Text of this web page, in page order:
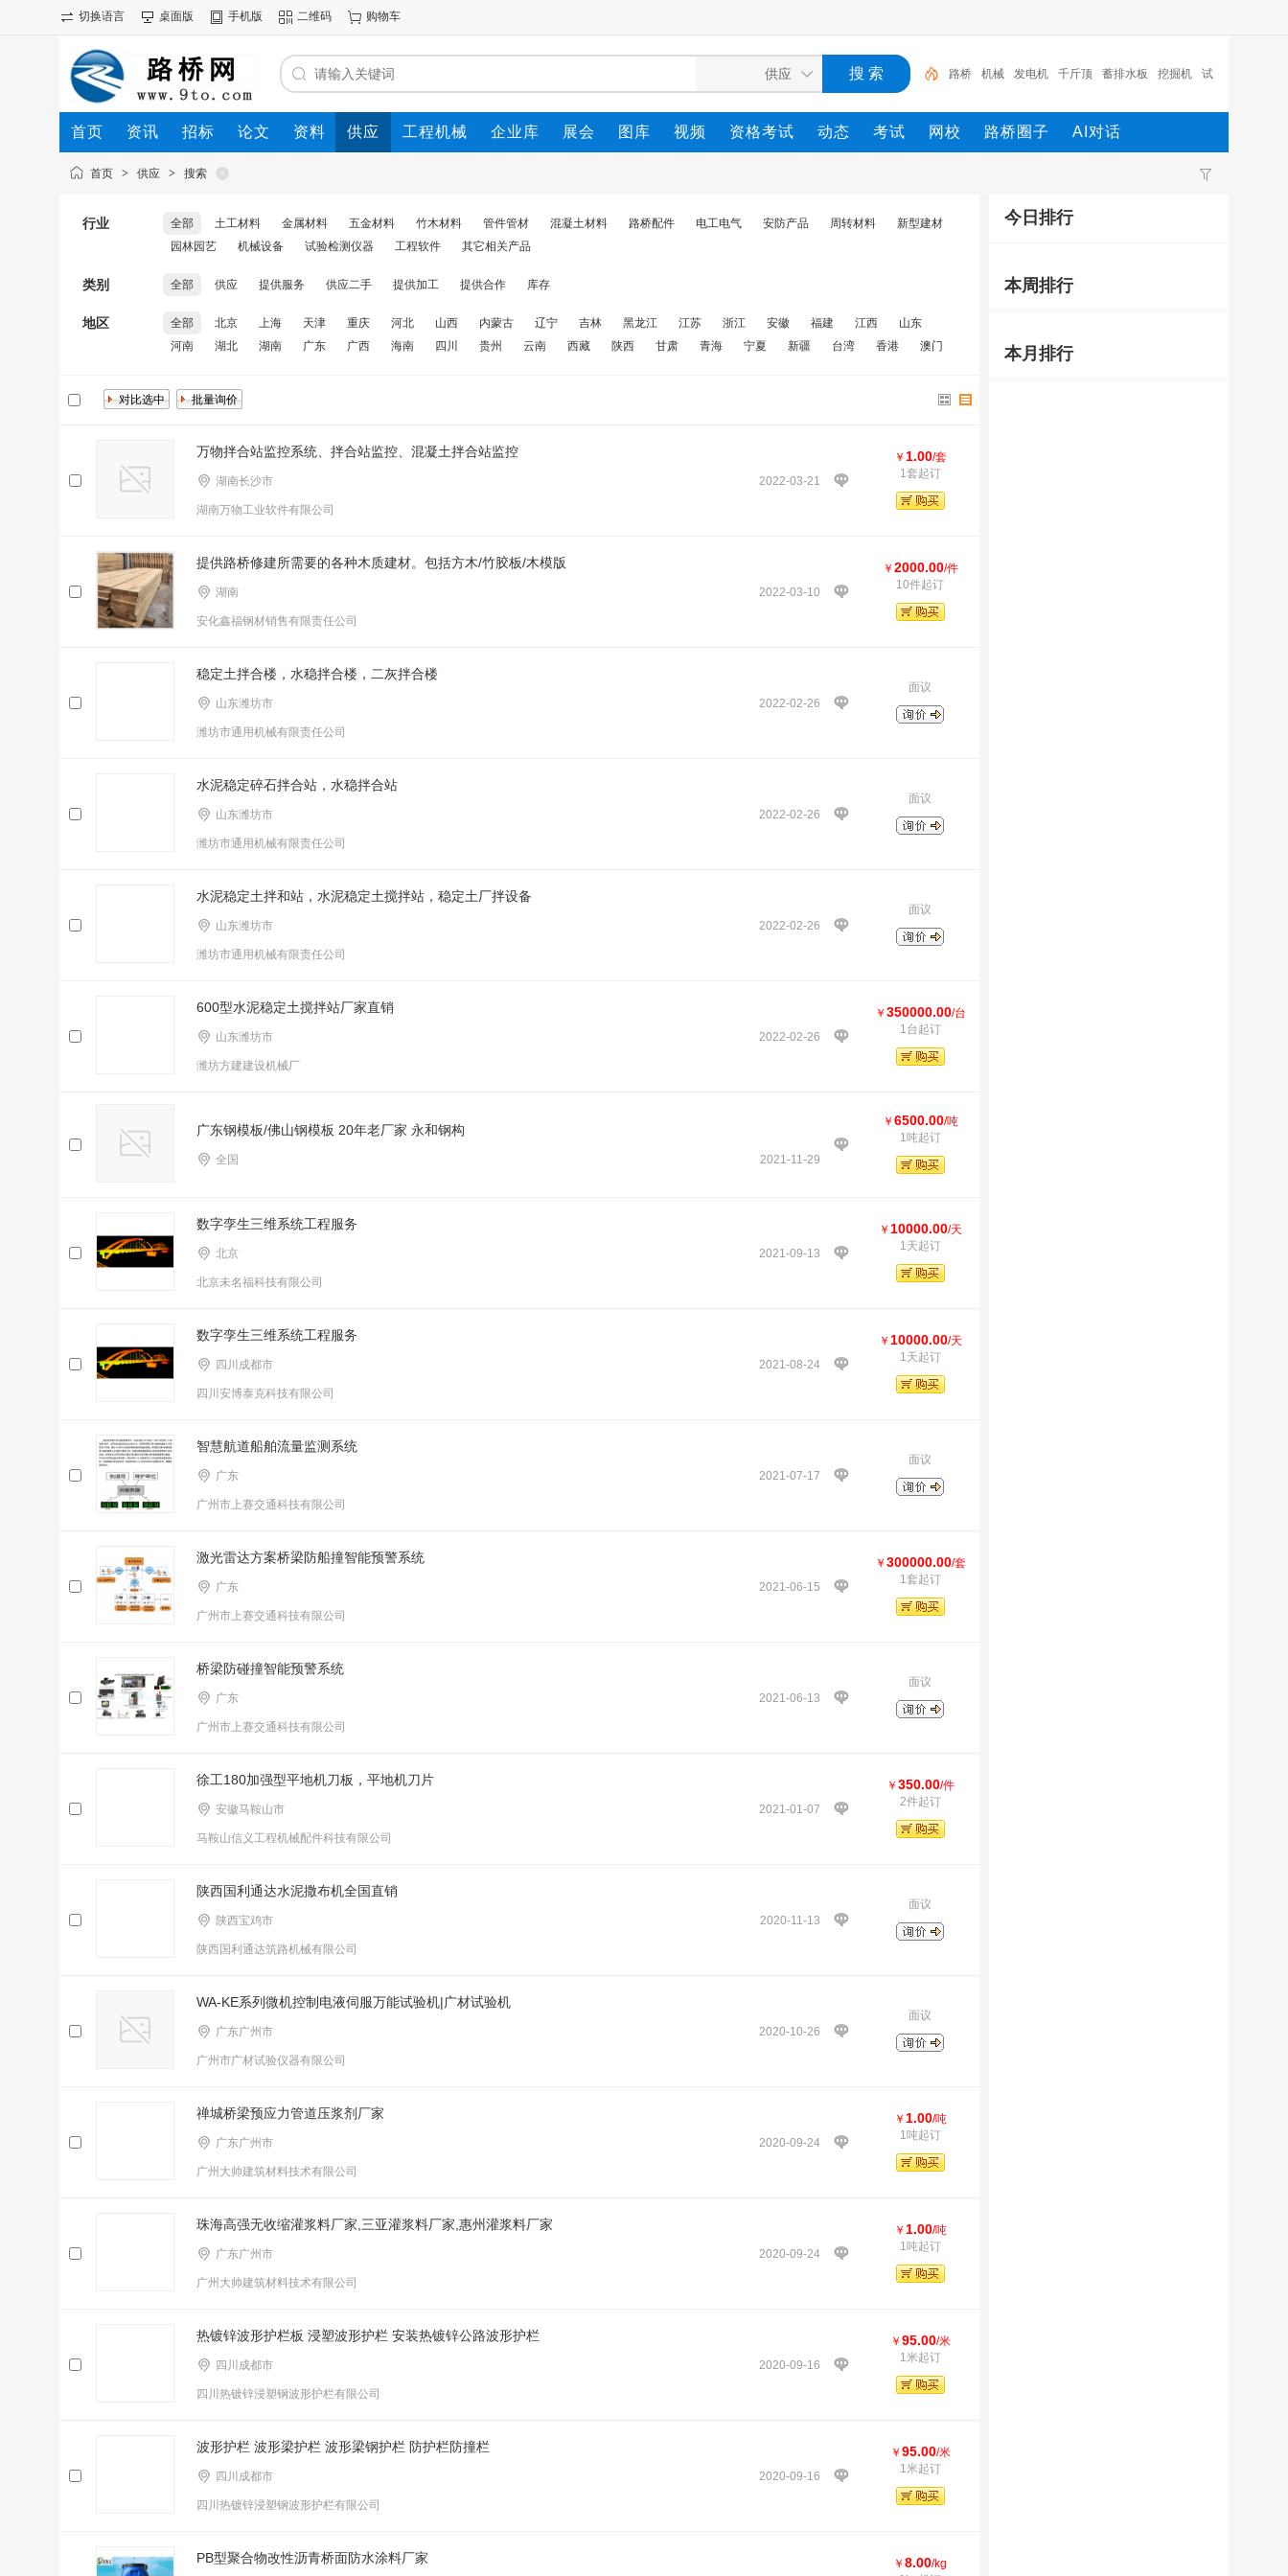
切换语言 桌面版 手机版 二维码 购物车
路桥 机械 发电机 千斤顶 蓄排水板 挖掘机 试
验箱 土工格栅 工程 土工布
首页 资讯 招标 论文 资料 供应 工程机械 企业库 展会 图库 视频 资格考试 动态 考试 网校 路桥圈子 AI对话
首页 > 供应 > 搜索
行业 全部 土工材料 金属材料 五金材料 竹木材料 管件管材 混凝土材料 路桥配件 电工电气 安防产品 周转材料
新型建材
园林园艺
机械设备 试验检测仪器 工程软件 其它相关产品
类别 全部 供应 提供服务 供应二手 提供加工 提供合作 库存
地区 全部 北京 上海 天津 重庆 河北 山西 内蒙古 辽宁 吉林 黑龙江 江苏 浙江 安徽 福建 江西
山东
河南
湖北 湖南 广东 广西 海南 四川 贵州 云南 西藏 陕西 甘肃 青海 宁夏 新疆 台湾 香港 澳门
万物拌合站监控系统、拌合站监控、混凝土拌合站监控
2022-03-21
湖南长沙市
湖南万物工业软件有限公司
￥ 1.00/套
1套起订
提供路桥修建所需要的各种木质建材。包括方木/竹胶板/木模版
2022-03-10
湖南
安化鑫福钢材销售有限责任公司
￥ 2000.00/件
10件起订
稳定土拌合楼，水稳拌合楼，二灰拌合楼
2022-02-26
山东潍坊市
潍坊市通用机械有限责任公司
面议
水泥稳定碎石拌合站，水稳拌合站
2022-02-26
山东潍坊市
潍坊市通用机械有限责任公司
面议
水泥稳定土拌和站，水泥稳定土搅拌站，稳定土厂拌设备
2022-02-26
山东潍坊市
潍坊市通用机械有限责任公司
面议
600型水泥稳定土搅拌站厂家直销
2022-02-26
山东潍坊市
潍坊方建建设机械厂
￥ 350000.00/台
1台起订
广东钢模板/佛山钢模板 20年老厂家 永和钢构
2021-11-29
全国
￥ 6500.00/吨
1吨起订
数字孪生三维系统工程服务
2021-09-13
北京
北京未名福科技有限公司
￥ 10000.00/天
1天起订
数字孪生三维系统工程服务
2021-08-24
四川成都市
四川安博泰克科技有限公司
￥ 10000.00/天
1天起订
智慧航道船舶流量监测系统
2021-07-17
广东
广州市上赛交通科技有限公司
面议
激光雷达方案桥梁防船撞智能预警系统
2021-06-15
广东
广州市上赛交通科技有限公司
￥ 300000.00/套
1套起订
桥梁防碰撞智能预警系统
2021-06-13
广东
广州市上赛交通科技有限公司
面议
徐工180加强型平地机刀板，平地机刀片
2021-01-07
安徽马鞍山市
马鞍山信义工程机械配件科技有限公司
￥ 350.00/件
2件起订
陕西国利通达水泥撒布机全国直销
2020-11-13
陕西宝鸡市
陕西国利通达筑路机械有限公司
面议
WA-KE系列微机控制电液伺服万能试验机|广材试验机
2020-10-26
广东广州市
广州市广材试验仪器有限公司
面议
禅城桥梁预应力管道压浆剂厂家
2020-09-24
广东广州市
广州大帅建筑材料技术有限公司
￥ 1.00/吨
1吨起订
珠海高强无收缩灌浆料厂家,三亚灌浆料厂家,惠州灌浆料厂家
2020-09-24
广东广州市
广州大帅建筑材料技术有限公司
￥ 1.00/吨
1吨起订
热镀锌波形护栏板 浸塑波形护栏 安装热镀锌公路波形护栏
2020-09-16
四川成都市
四川热镀锌浸塑钢波形护栏有限公司
￥ 95.00/米
1米起订
波形护栏 波形梁护栏 波形梁钢护栏 防护栏防撞栏
2020-09-16
四川成都市
四川热镀锌浸塑钢波形护栏有限公司
￥ 95.00/米
1米起订
PB型聚合物改性沥青桥面防水涂料厂家 ￥ 8.00/kg
今日排行
本周排行
本月排行